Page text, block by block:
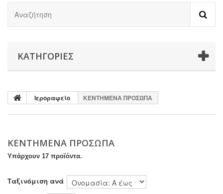
ΚΑΤΗΓΟΡΊΕΣ
Ιεροραφείο ΚΕΝΤΗΜΕΝΑ ΠΡΟΣΩΠΑ
ΚΕΝΤΗΜΕΝΑ ΠΡΟΣΩΠΑ
Υπάρχουν 17 προϊόντα.
Ταξινόμιση ανά